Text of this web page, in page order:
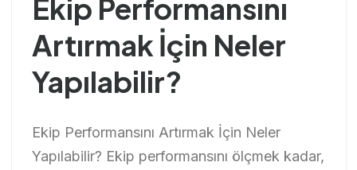
Ekip Performansını
Artırmak İçin Neler
Yapılabilir?
Ekip Performansını Artırmak İçin Neler
Yapılabilir? Ekip performansını ölçmek kadar,